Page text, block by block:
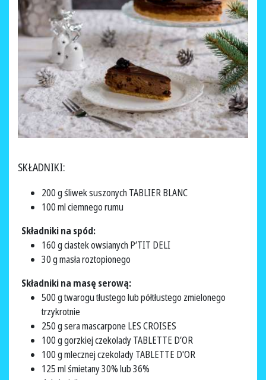
SKŁADNIKI:
200 g śliwek suszonych TABLIER BLANC
100 ml ciemnego rumu
Składniki na spód:
160 g ciastek owsianych P’TIT DELI
30 g masła roztopionego
Składniki na masę serową:
500 g twarogu tłustego lub półtłustego zmielonego
trzykrotnie
250 g sera mascarpone LES CROISES
100 g gorzkiej czekolady TABLETTE D’OR
100 g mlecznej czekolady TABLETTE D'OR
125 ml śmietany 30% lub 36%